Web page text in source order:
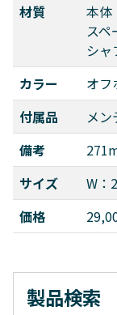
材質
本体
スペ
シャ
カラー
オフ
付属品
メ
備考
サイズ
W
価格
製品検索